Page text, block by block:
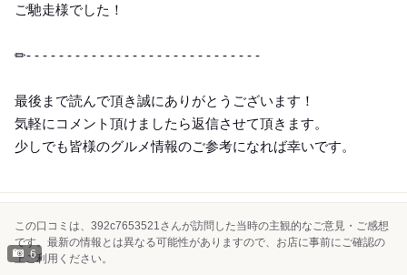
ご馳走様でした！
✏︎- - - - - - - - - - - - - - - - - - - - - - - - - - - - -
最後まで読んで頂き誠にありがとうございます！
気軽にコメント頂けましたら返信させて頂きます。
少しでも皆様のグルメ情報のご参考になれば幸いです。
6
この口コミは、392c7653521さんが訪問した当時の主観的なご意見・ご感想
です。最新の情報とは異なる可能性がありますので、お店に事前にご確認の
上ご利用ください。